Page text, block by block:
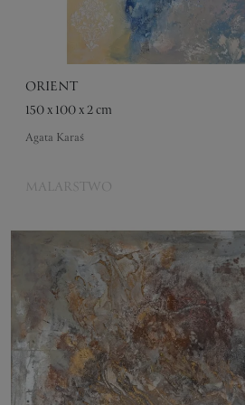
ORIENT
150 x 100 x 2 cm
Agata Karaś
MALARSTWO